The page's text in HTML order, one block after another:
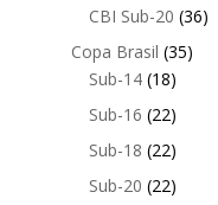
CBI Sub-20 (36)
Copa Brasil (35)
Sub-14(18)
Sub-16 (22)
Sub-18 (22)
Sub-20 (22)